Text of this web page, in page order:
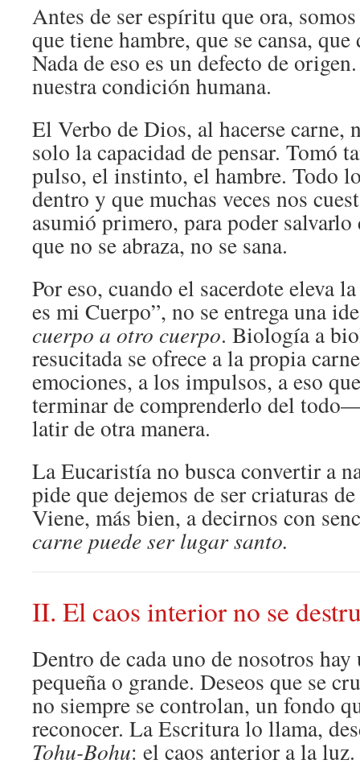
Antes de ser espíritu que ora,
que tiene hambre, que se cansa, que
Nada de eso es un defecto de
nuestra condición humana.
El Verbo de Dios, al hacerse carne,
solo la capacidad de pensar. Tomó
pulso, el instinto, el hambre. Todo
dentro y que muchas veces nos
asumió primero, para poder salvarlo
que no se abraza, no se sana.
Por eso, cuando el sacerdote eleva
es mi Cuerpo”, no se entrega una
cuerpo a otro cuerpo. Biología a
resucitada se ofrece a la propia
emociones, a los impulsos, a eso
terminar de comprenderlo del
latir de otra manera.
La Eucaristía no busca convertir a
pide que dejemos de ser criaturas
Viene, más bien, a decirnos con
carne puede ser lugar santo.
II. El caos interior no se
Dentro de cada uno de nosotros hay
pequeña o grande. Deseos que se
no siempre se controlan, un fondo
reconocer. La Escritura lo llama,
Tohu-Bohu: el caos anterior a la luz.